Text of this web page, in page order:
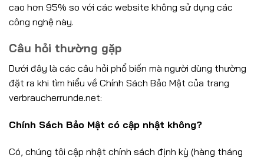
cao hơn 95% so với các website không sử dụng các
công nghệ này.
Câu hỏi thường gặp
Dưới đây là các câu hỏi phổ biến mà người dùng thường
đặt ra khi tìm hiểu về Chính Sách Bảo Mật của trang
verbraucherrunde.net:
Chính Sách Bảo Mật có cập nhật không?
Có, chúng tôi cập nhật chính sách định kỳ (hàng tháng